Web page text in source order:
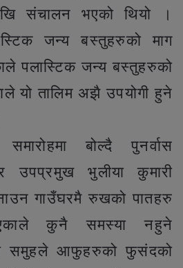
संचालन भएको थियो ।
जन्य बस्तुहरुको माग
पलास्टिक जन्य बस्तुहरुको
यो तालिम अझै उपयोगी हुने
बोल्दै पुनर्वास
उपप्रमुख भुलीया कुमारी
गाउँघरमै रुखको पातहरु
कुनै समस्या नहुने
समुहले आफुहरुको फुसंदको